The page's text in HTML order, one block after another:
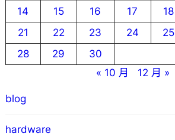
14
15 16 17 18
21
22 23 24 25
28
29
30
« 10 月
12 月 »
blog
hardware